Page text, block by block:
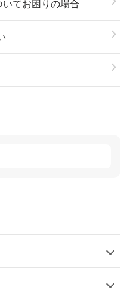
てお困りの場合